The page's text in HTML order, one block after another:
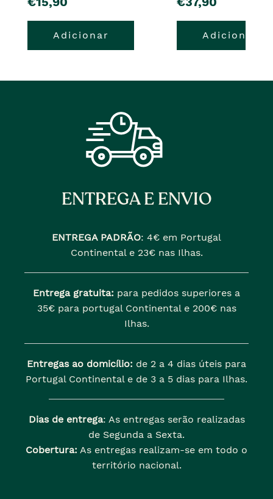
Adicionar Adicionar
ENTREGA E ENVIO
ENTREGA PADRÃO: 4€ em Portugal
Continental e 23€ nas Ilhas.
Entrega gratuita: para pedidos superiores a
35€ para portugal Continental e 200€ nas
Ilhas.
Entregas ao domicílio: de 2 a 4 dias úteis para
Portugal Continental e de 3 a 5 dias para Ilhas.
Dias de entrega: As entregas serão realizadas
de Segunda a Sexta.
Cobertura: As entregas realizam-se em todo o
território nacional.